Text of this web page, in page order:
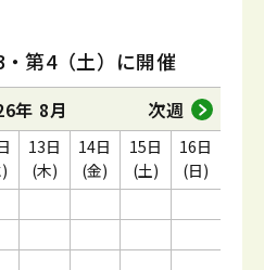
第4（土）に開催
年 8月 次週
13日
(木)
14日
(金)
15日
(土)
16日
(日)